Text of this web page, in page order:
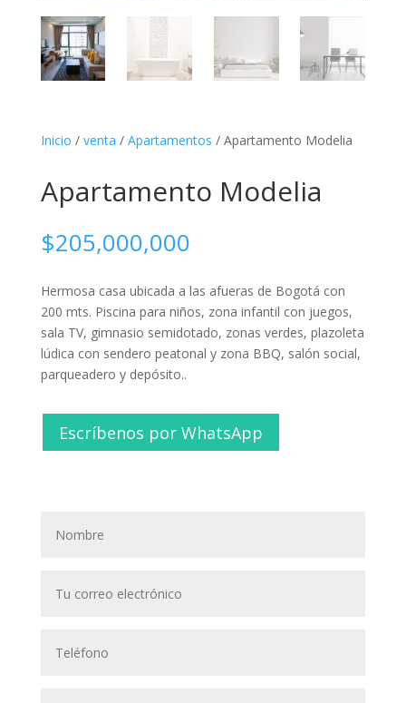
Inicio / venta / Apartamentos / Apartamento Modelia
Apartamento Modelia
$205,000,000
Hermosa casa ubicada a las afueras de Bogotá con
200 mts. Piscina para niños, zona infantil con juegos,
sala TV, gimnasio semidotado, zonas verdes, plazoleta
lúdica con sendero peatonal y zona BBQ, salón social,
parqueadero y depósito..
Escríbenos por WhatsApp